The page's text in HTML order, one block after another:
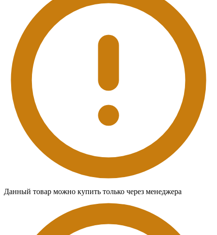
Данный товар можно купить только через менеджера